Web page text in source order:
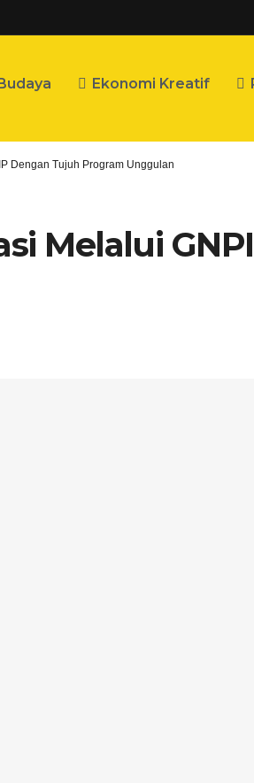
Ekonomi Kreatif
Dengan Tujuh Program Unggulan
Melalui